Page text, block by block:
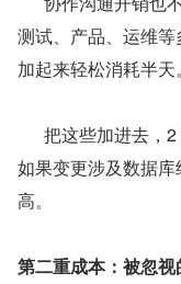
测试、产品、运维
加起来轻松消耗半天。
把这些加进
如果变更涉及数据
高。
第二重成本：被忽